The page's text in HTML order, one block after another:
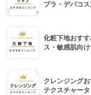
プラ・デパコス
化粧下地おす
ス・敏感肌向
クレンジング
テクスチャー